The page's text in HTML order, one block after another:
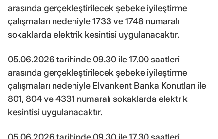
arasında gerçekleştirilecek şebeke iyileştirme
çalışmaları nedeniyle 1733 ve 1748 numaralı
sokaklarda elektrik kesintisi uygulanacaktır.
05.06.2026 tarihinde 09.30 ile 17.00 saatleri
arasında gerçekleştirilecek şebeke iyileştirme
çalışmaları nedeniyle Elvankent Banka Konutları ile
801, 804 ve 4331 numaralı sokaklarda elektrik
kesintisi uygulanacaktır.
05.06.2026 tarihinde 09.30 ile 17.30 saatleri